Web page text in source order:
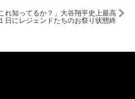
これ知ってるか？」大谷翔平史上最高
日にレジェンドたちのお祭り状態終